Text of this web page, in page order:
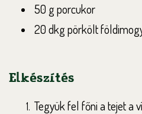
50 g porcukor
20 dkg pörkölt
Elkészítés
Tegyük fel főni a tejet a